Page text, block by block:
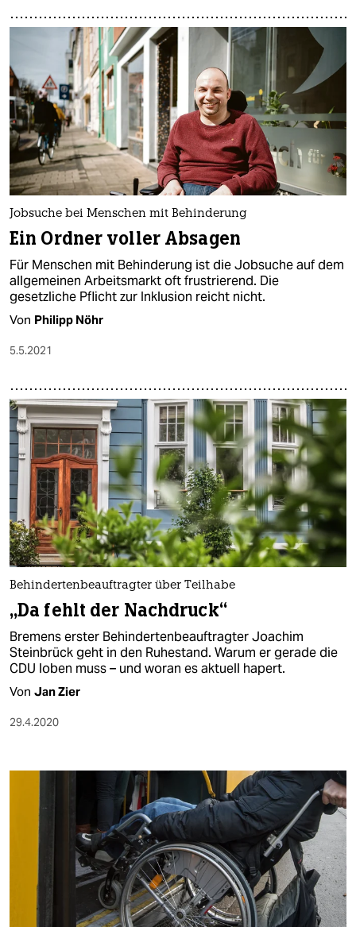
Jobsuche bei Menschen mit Behinderung
Ein Ordner voller Absagen
Für Menschen mit Behinderung ist die Jobsuche auf dem
allgemeinen Arbeitsmarkt oft frustrierend. Die
gesetzliche Pflicht zur Inklusion reicht nicht.
Von Philipp Nöhr
5.5.2021
Behindertenbeauftragter über Teilhabe
„Da fehlt der Nachdruck“
Bremens erster Behindertenbeauftragter Joachim
Steinbrück geht in den Ruhestand. Warum er gerade die
CDU loben muss – und woran es aktuell hapert.
Von Jan Zier
29.4.2020